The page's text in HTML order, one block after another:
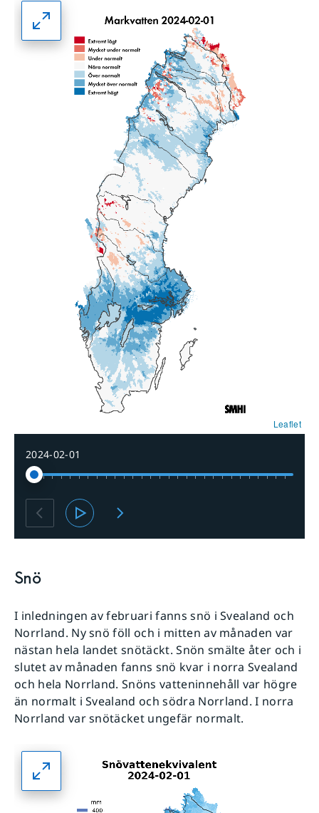
Leaflet
2024-02-01
Snö
I inledningen av februari fanns snö i Svealand och
Norrland. Ny snö föll och i mitten av månaden var
nästan hela landet snötäckt. Snön smälte åter och i
slutet av månaden fanns snö kvar i norra Svealand
och hela Norrland. Snöns vatteninnehåll var högre
än normalt i Svealand och södra Norrland. I norra
Norrland var snötäcket ungefär normalt.